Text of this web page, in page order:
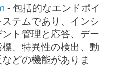
- 包括的なエンドポイ
テムであり、インシ
ト管理と応答、デー
、特異性の検出、動
どの機能がありま